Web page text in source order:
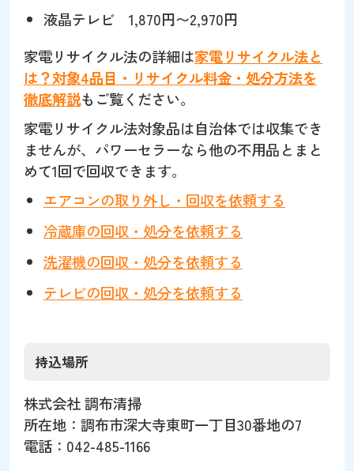
液晶テレビ 1,870円〜2,970円
家電リサイクル法の詳細は家電リサイクル法と
は？対象4品目・リサイクル料金・処分方法を
徹底解説もご覧ください。
家電リサイクル法対象品は自治体では収集でき
ませんが、パワーセラーなら他の不用品とまと
めて1回で回収できます。
エアコンの取り外し・回収を依頼する
冷蔵庫の回収・処分を依頼する
洗濯機の回収・処分を依頼する
テレビの回収・処分を依頼する
持込場所
株式会社 調布清掃
所在地：調布市深大寺東町一丁目30番地の7
電話：042-485-1166